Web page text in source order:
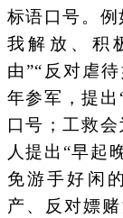
标语口号。
我解放、积
由”“反对虐
年参军，提
口号；工救
人提出“早起
免游手好闲
产、反对嫖